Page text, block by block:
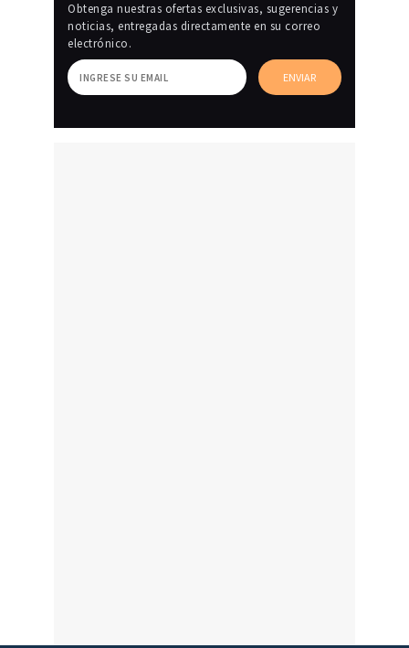
Obtenga nuestras ofertas exclusivas, sugerencias y
noticias, entregadas directamente en su correo
electrónico.